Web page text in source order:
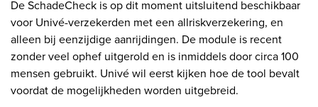
De SchadeCheck is op dit moment uitsluitend beschikbaar
voor Univé-verzekerden met een allriskverzekering, en
alleen bij eenzijdige aanrijdingen. De module is recent
zonder veel ophef uitgerold en is inmiddels door circa 100
mensen gebruikt. Univé wil eerst kijken hoe de tool bevalt
voordat de mogelijkheden worden uitgebreid.